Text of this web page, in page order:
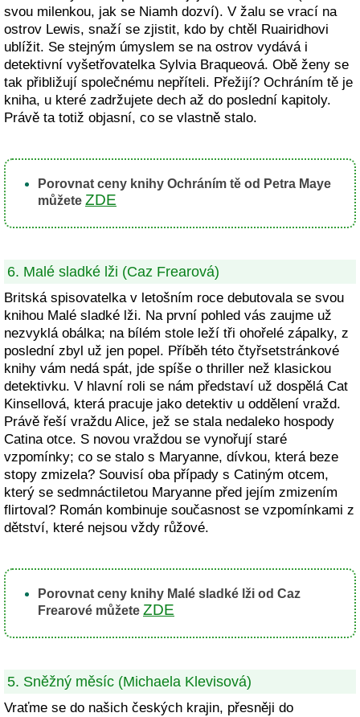
svou milenkou, jak se Niamh dozví). V žalu se vrací na
ostrov Lewis, snaží se zjistit, kdo by chtěl Ruairidhovi
ublížit. Se stejným úmyslem se na ostrov vydává i
detektivní vyšetřovatelka Sylvia Braqueová. Obě ženy se
tak přibližují společnému nepříteli. Přežijí? Ochráním tě je
kniha, u které zadržujete dech až do poslední kapitoly.
Právě ta totiž objasní, co se vlastně stalo.
Porovnat ceny knihy Ochráním tě od Petra Maye
můžete ZDE
6. Malé sladké lži (Caz Frearová)
Britská spisovatelka v letošním roce debutovala se svou
knihou Malé sladké lži. Na první pohled vás zaujme už
nezvyklá obálka; na bílém stole leží tři ohořelé zápalky, z
poslední zbyl už jen popel. Příběh této čtyřsetstránkové
knihy vám nedá spát, jde spíše o thriller než klasickou
detektivku. V hlavní roli se nám představí už dospělá Cat
Kinsellová, která pracuje jako detektiv u oddělení vražd.
Právě řeší vraždu Alice, jež se stala nedaleko hospody
Catina otce. S novou vraždou se vynořují staré
vzpomínky; co se stalo s Maryanne, dívkou, která beze
stopy zmizela? Souvisí oba případy s Catiným otcem,
který se sedmnáctiletou Maryanne před jejím zmizením
flirtoval? Román kombinuje současnost se vzpomínkami z
dětství, které nejsou vždy růžové.
Porovnat ceny knihy Malé sladké lži od Caz
Frearové můžete ZDE
5. Sněžný měsíc (Michaela Klevisová)
Vraťme se do našich českých krajin, přesněji do